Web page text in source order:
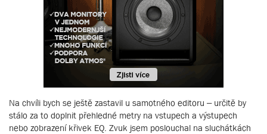
Na chvíli bych se ještě zastavil u samotného editoru – určitě by
stálo za to doplnit přehledné metry na vstupech a výstupech
nebo zobrazení křivek EQ. Zvuk jsem poslouchal na sluchátkách